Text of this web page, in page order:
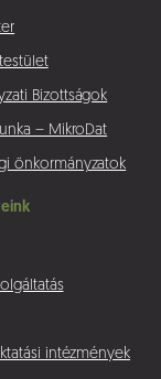
Bizottságok
– MikroDat
önkormányzatok
intézmények